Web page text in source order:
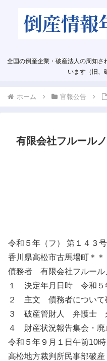
全国の倒産企業・破産法人の周知
います（旧、
ホーム 官報公告
有限会社フルール
令和５年（フ） 第１４３号
香川県高松市古馬場町＊＊
債務者 有限会社フルール
１ 決定年月日時 令和５
２ 主文 債務者について
３ 破産管財人 弁護士
４ 財産状況報告集会・
令和５年９月１日午前10時
高松地方裁判所民事部破産